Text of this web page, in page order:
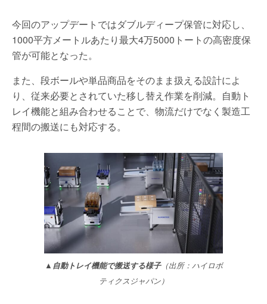
今回のアップデートではダブルディープ保管に対応し、
1000平方メートルあたり最大4万5000トートの高密度保
管が可能となった。
また、段ボールや単品商品をそのまま扱える設計によ
り、従来必要とされていた移し替え作業を削減。自動ト
レイ機能と組み合わせることで、物流だけでなく製造工
程間の搬送にも対応する。
▲自動トレイ機能で搬送する様子（出所：ハイロボ
ティクスジャパン）